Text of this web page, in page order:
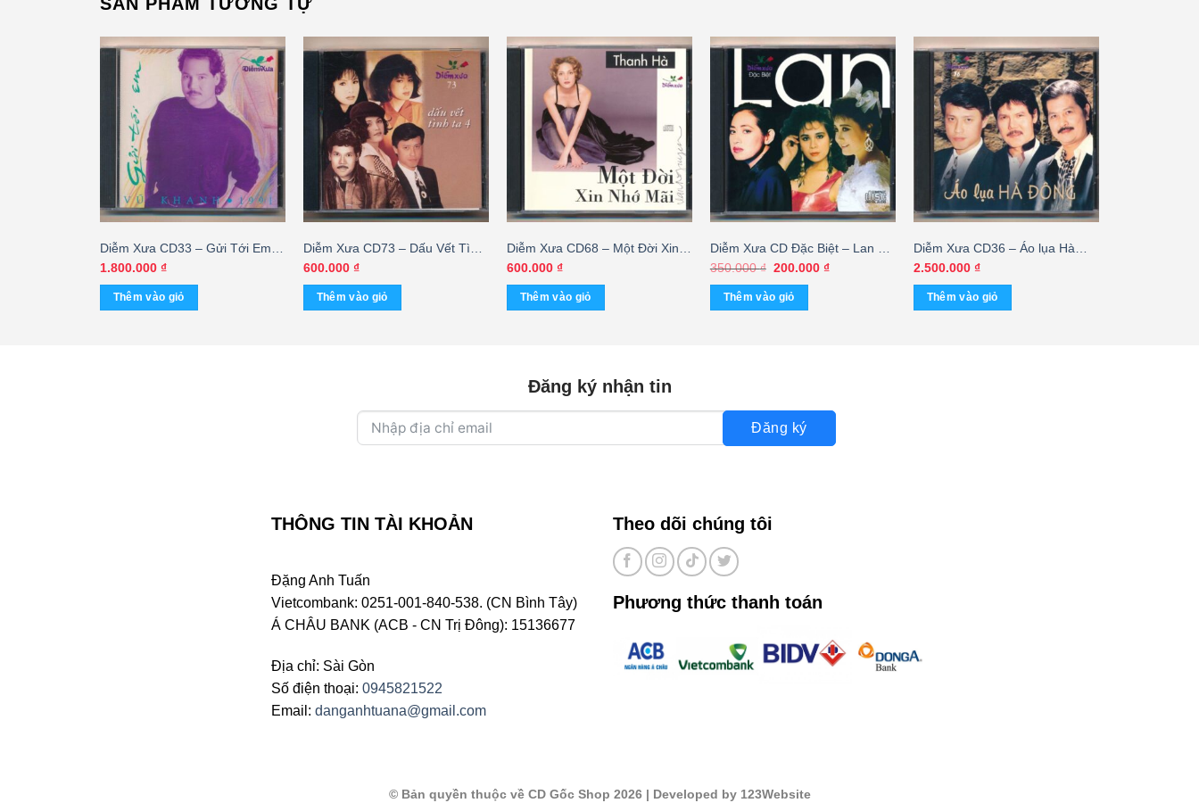
Diễm Xưa CD33 – Gửi Tới Em –
Vũ Khanh (3 Góc Chữ Lớn)
KGTUS – cái
1.800.000 ₫
Thêm vào giỏ
Diễm Xưa CD73 – Dấu Vết Tình
Ta 4 (Technidisc) KGMG – cái
600.000 ₫
Thêm vào giỏ
Diễm Xưa CD68 – Một Đời Xin
Nhớ Mãi – Thanh Hà (3 Góc)
KGMG
600.000 ₫
Thêm vào giỏ
Diễm Xưa CD Đặc Biệt – Lan –
Ngọc Lan – Thanh Lan – Ý Lan
(Taiwan, Trầy)
350.000₫ Giá
là:
350.000 ₫.
200.000 ₫Giá
Thêm vào giỏ
Diễm Xưa CD36 – Áo lụa Hà
Đông – Vũ Khanh – Tuấn Ngọc
– Sĩ Phú
2.500.000 ₫
Thêm vào giỏ
Đăng ký nhận tin
Đăng ký
THÔNG TIN TÀI KHOẢN
Đặng Anh Tuấn
Vietcombank: 0251-001-840-538. (CN Bình Tây)
Á CHÂU BANK (ACB - CN Trị Đông): 15136677
Địa chỉ: Sài Gòn
Số điện thoại: 0945821522
Email: danganhtuana@gmail.com
Theo dõi chúng tôi
Phương thức thanh toán
© Bản quyền thuộc về CD Gốc Shop 2026| Developed by 123Website